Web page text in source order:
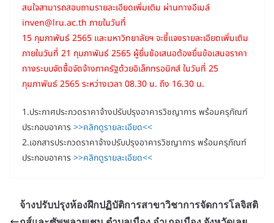
สนใจสามารถสอบถามรายละเอียดเพิ่มเติม ผ่านทางอีเมล์
inven@lru.ac.th ภายในวันที่
15 กุมภาพันธ์ 2565 และมหาวิทยาลัยฯ จะชี้แจงรายละเอียดเพิ่มเติม
ภายในวันที่ 21 กุมภาพันธ์ 2565 ผู้ยื่นข้อเสนอต้องยื่นข้อเสนอราคา
ทางระบบจัดซื้อจัดจ้างภาครัฐด้วยอิเล็กทรอนิกส์ ในวันที่ 25
กุมภาพันธ์ 2565 ระหว่างเวลา 08.30 น. ถึง 16.30 น.
1.ประกาศประกวดราคาจ้างปรับปรุงอาคารวิชญาการ พร้อมครุภัณฑ์
ประกอบอาคาร>>คลิกดูรายละเอียด<<
2.เอกสารประกวดราคาจ้างปรับปรุงอาคารวิชญาการ พร้อมครุภัณฑ์
ประกอบอาคาร>>คลิกดูรายละเอียด<<
จ้างปรับปรุงห้องฝึกปฏิบัติการสาขาวิชาการจัดการโลจิสติ